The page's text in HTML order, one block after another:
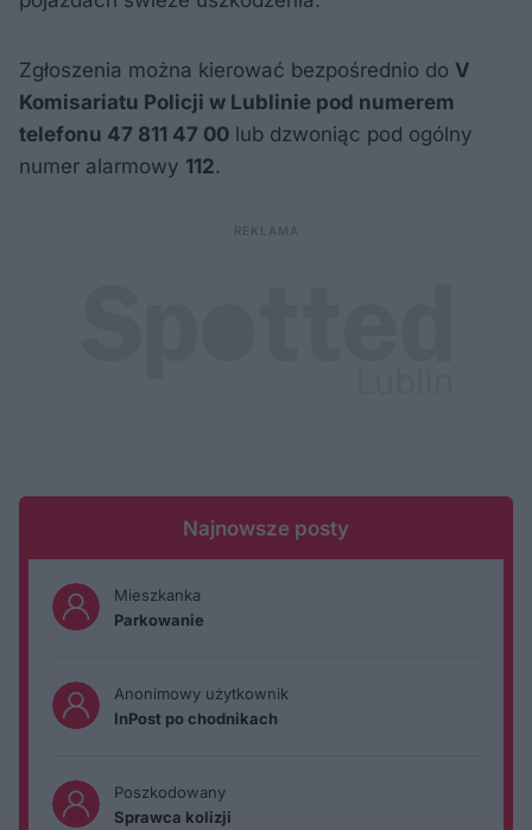
Zgłoszenia można kierować bezpośrednio do V
Komisariatu Policji w Lublinie pod numerem
telefonu 47 811 47 00 lub dzwoniąc pod ogólny
numer alarmowy 112.
Najnowsze posty
Mieszkanka
Parkowanie
Anonimowy użytkownik
InPost po chodnikach
Poszkodowany
Sprawca kolizji